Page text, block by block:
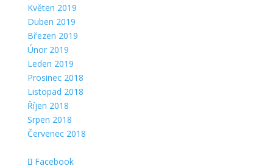
Květen 2019
Duben 2019
Březen 2019
Únor 2019
Leden 2019
Prosinec 2018
Listopad 2018
Říjen 2018
Srpen 2018
Červenec 2018
Facebook